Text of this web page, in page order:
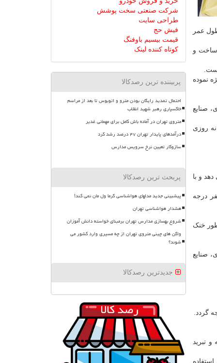
عمر
ساخت و
نموده
صنایع
روزی
و با
صفر درجه
خنک
صنایع
گردد.
و تبرید
شرکت صنعتی سخت پوشش
طراحی سایت
فیش حج
قیمت بیسیم باوفنگ
کوتاه کننده لینک
پربیننده ترین رصدکالا
احتمال تمدید رایگان بودن مترو و اتوبوس تا بعد از مراسم
خاکسپاری رهبر شهید انقلاب
متروی تهران در آماده باش کامل برای مهمانی غدیر
درآمدهای پایدار تهران ۴۷ درصد رشد کرد
سازوکار تعیین نرخ سرویس مدارس
پربحث ترین رصدکالا
پیشبینی جدید مدلهای هواشناسی گرما ول مان نمی کند!
هشدار هواشناسی تهران
شروع بهسازی مدارس تهران برمبنای خواسته دانش آموزان
واگن های چینی متروی تهران از چه مسیری وارد کشور می
شوند؟
جدیدترین رصدکالا